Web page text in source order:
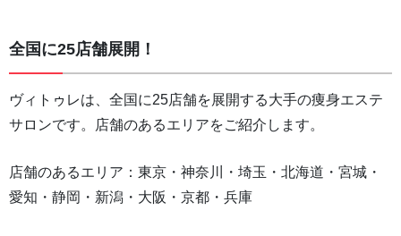
全国に25店舗展開！
ヴィトゥレは、全国に25店舗を展開する大手の痩身エステ
サロンです。店舗のあるエリアをご紹介します。
店舗のあるエリア：東京・神奈川・埼玉・北海道・宮城・
愛知・静岡・新潟・大阪・京都・兵庫